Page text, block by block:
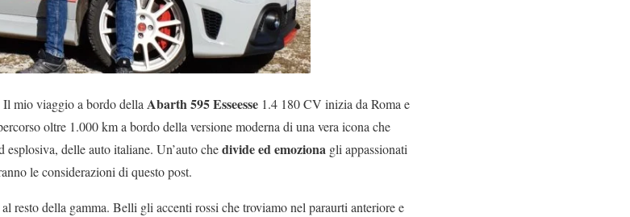
mio viaggio a bordo della Abarth 595 Esseesse 1.4 180 CV inizia da Roma e
oltre 1.000 km a bordo della versione moderna di una vera icona che
esplosiva, delle auto italiane. Un’auto chedivide ed emoziona gli appassionati
le considerazioni di questo post.
resto della gamma. Belli gli accenti rossi che troviamo nel paraurti anteriore e